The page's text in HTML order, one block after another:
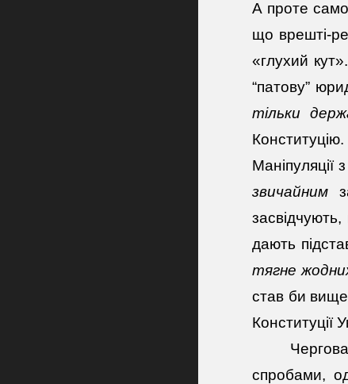
А проте
що врешті-
«глухий
“патову”
тільки
Конституцію.
Маніпуляції
звичайним
дають
тягне
став би
Конституції
спробами,